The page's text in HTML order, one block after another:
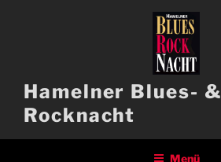
Hamelner Blues- &
Rocknacht
Menü